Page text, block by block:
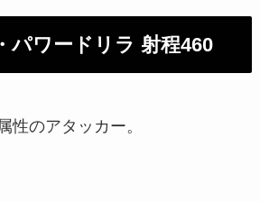
パワードリラ 射程460
性のアタッカー。